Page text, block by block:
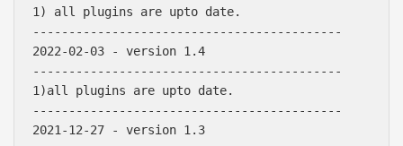
1) all plugins are upto date.
-------------------------------------------
2022-02-03 - version 1.4
-------------------------------------------
1)all plugins are upto date.
-------------------------------------------
2021-12-27 - version 1.3